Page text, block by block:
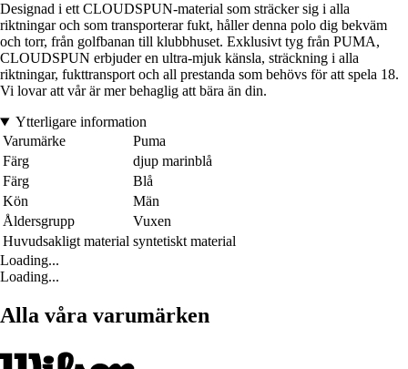
Designad i ett CLOUDSPUN-material som sträcker sig i alla
riktningar och som transporterar fukt, håller denna polo dig bekväm
och torr, från golfbanan till klubbhuset. Exklusivt tyg från PUMA,
CLOUDSPUN erbjuder en ultra-mjuk känsla, sträckning i alla
riktningar, fukttransport och all prestanda som behövs för att spela 18.
Vi lovar att vår är mer behaglig att bära än din.
Ytterligare information
Varumärke
Puma
Färg
djup marinblå
Färg
Blå
Kön
Män
Åldersgrupp
Vuxen
Huvudsakligt material syntetiskt material
Loading...
Loading...
Alla våra varumärken